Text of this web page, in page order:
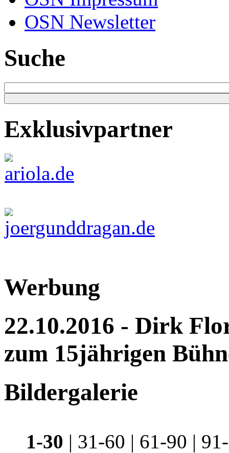
OSN Newsletter
Suche
Exklusivpartner
Werbung
22.10.2016 - Dirk
zum 15jährigen
Bildergalerie
1-30 | 31-60 | 61-90 |